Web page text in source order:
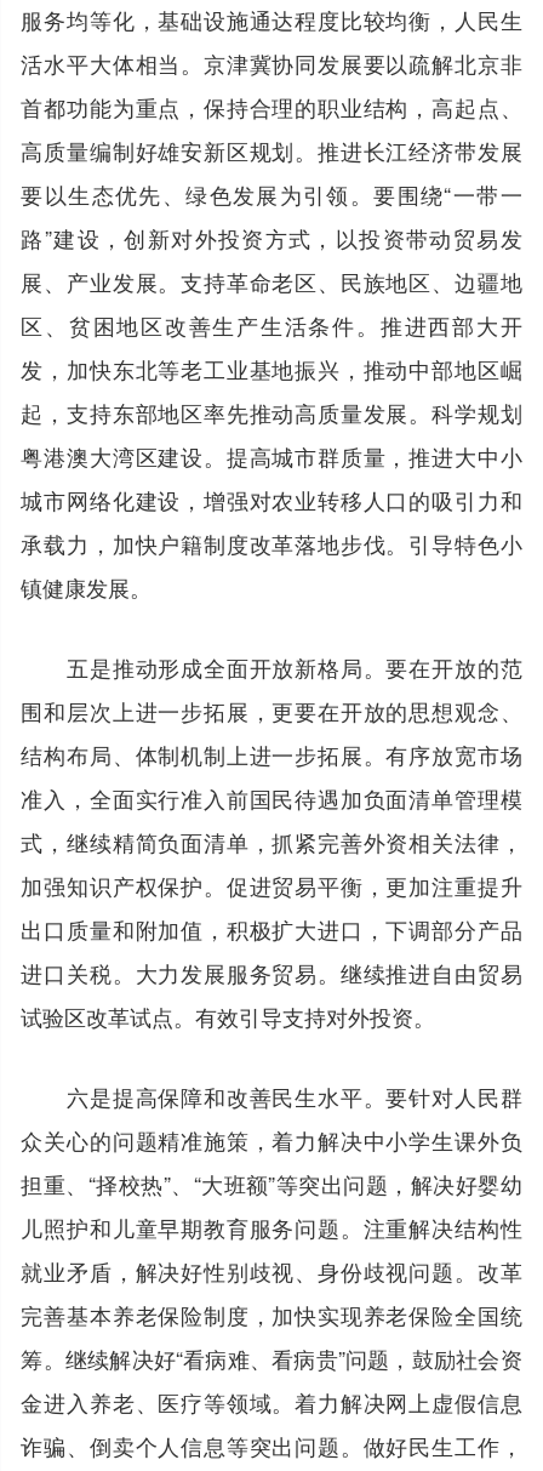
服务均等化，基础设施通达程度比较均衡，人民生
活水平大体相当。京津冀协同发展要以疏解北京非
首都功能为重点，保持合理的职业结构，高起点、
高质量编制好雄安新区规划。推进长江经济带发展
要以生态优先、绿色发展为引领。要围绕“一带一
路”建设，创新对外投资方式，以投资带动贸易发
展、产业发展。支持革命老区、民族地区、边疆地
区、贫困地区改善生产生活条件。推进西部大开
发，加快东北等老工业基地振兴，推动中部地区崛
起，支持东部地区率先推动高质量发展。科学规划
粤港澳大湾区建设。提高城市群质量，推进大中小
城市网络化建设，增强对农业转移人口的吸引力和
承载力，加快户籍制度改革落地步伐。引导特色小
镇健康发展。
五是推动形成全面开放新格局。要在开放的范
围和层次上进一步拓展，更要在开放的思想观念、
结构布局、体制机制上进一步拓展。有序放宽市场
准入，全面实行准入前国民待遇加负面清单管理模
式，继续精简负面清单，抓紧完善外资相关法律，
加强知识产权保护。促进贸易平衡，更加注重提升
出口质量和附加值，积极扩大进口，下调部分产品
进口关税。大力发展服务贸易。继续推进自由贸易
试验区改革试点。有效引导支持对外投资。
六是提高保障和改善民生水平。要针对人民群
众关心的问题精准施策，着力解决中小学生课外负
担重、“择校热”、“大班额”等突出问题，解决好婴幼
儿照护和儿童早期教育服务问题。注重解决结构性
就业矛盾，解决好性别歧视、身份歧视问题。改革
完善基本养老保险制度，加快实现养老保险全国统
筹。继续解决好“看病难、看病贵”问题，鼓励社会资
金进入养老、医疗等领域。着力解决网上虚假信息
诈骗、倒卖个人信息等突出问题。做好民生工作，